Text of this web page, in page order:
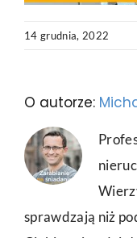
14 grudnia, 2022
O autorze:
sprawdzają niż